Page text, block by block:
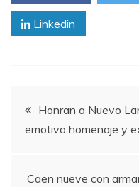
Linkedin
PostHonran a Nuevo
emotivo homenaje y
Caen nueve con